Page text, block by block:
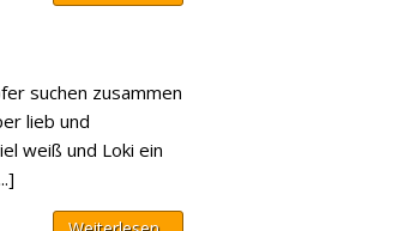
suchen zusammen
lieb und
weiß und Loki ein